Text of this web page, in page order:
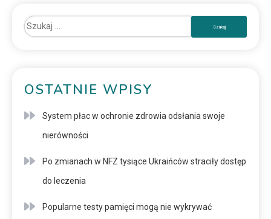
OSTATNIE WPISY
System płac w ochronie zdrowia odsłania swoje
nierówności
Po zmianach w NFZ tysiące Ukraińców straciły dostęp
do leczenia
Popularne testy pamięci mogą nie wykrywać